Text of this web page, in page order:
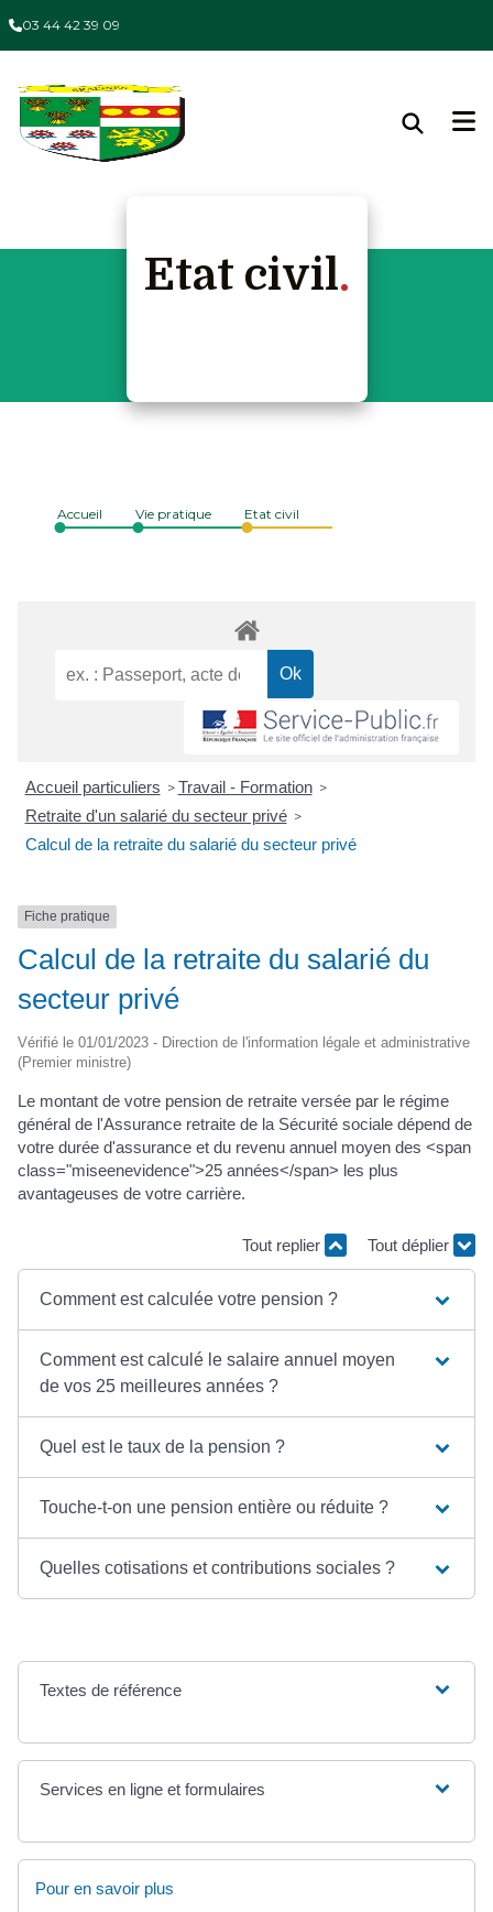
03 44 42 39 09
Etat civil
Accueil Vie pratique Etat civil
Accueil particuliers > Travail - Formation >
Retraite d'un salarié du secteur privé >
Calcul de la retraite du salarié du secteur privé
Fiche pratique
Calcul de la retraite du salarié du
secteur privé
Vérifié le 01/01/2023 - Direction de l'information légale et administrative
(Premier ministre)
Le montant de votre pension de retraite versée par le régime
général de l'Assurance retraite de la Sécurité sociale dépend de
votre durée d'assurance et du revenu annuel moyen des <span
class="miseenevidence">25 années</span> les plus
avantageuses de votre carrière.
Tout replier Tout déplier
Comment est calculée votre pension ?
Comment est calculé le salaire annuel moyen
de vos 25 meilleures années ?
Quel est le taux de la pension ?
Touche-t-on une pension entière ou réduite ?
Quelles cotisations et contributions sociales ?
Textes de référence
Services en ligne et formulaires
Pour en savoir plus